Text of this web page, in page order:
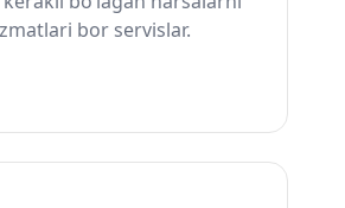
bor servislar.